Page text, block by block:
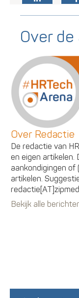
Over
Over Redactie
De redactie van
en eigen
aankondigingen of
artikelen.
Bekijk alle